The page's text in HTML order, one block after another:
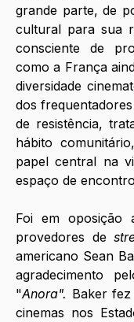
grande parte, de
cultural para sua
consciente de
como a França
diversidade
dos
de resistência,
hábito
papel central na
espaço de
Foi em oposição
provedores de
americano Sean
agradecimento
"Anora". Baker
cinemas nos